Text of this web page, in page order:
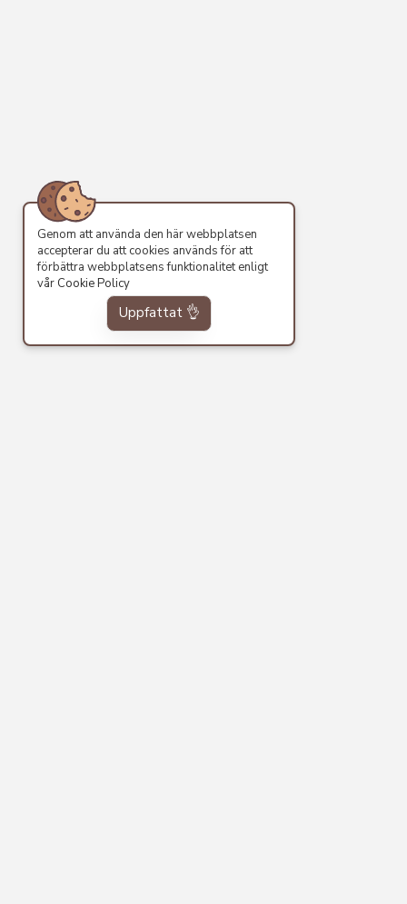
Genom att använda den här webbplatsen
accepterar du att cookies används för att
förbättra webbplatsens funktionalitet enligt
vår Cookie Policy
Uppfattat 👌